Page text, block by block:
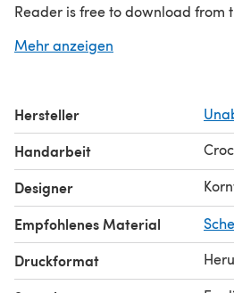
Reader is free to download from
Mehr anzeigen
Hersteller
Handarbeit
Designer
Empfohlenes Material
Druckformat